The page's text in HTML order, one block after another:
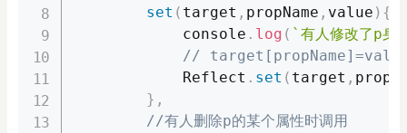
set ( target , propName , value ) {
console . log ( `有人修改了p身
//
            Reflect
. set ( target ,
} ,
//有人删除p的某个属性时调用